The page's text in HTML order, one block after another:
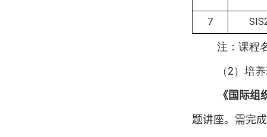
7
注：课程
（2）培
《国际
题讲座。需完